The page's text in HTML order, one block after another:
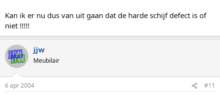
Kan ik er nu dus van uit gaan dat de harde schijf defect is of
niet !!!!!
jjw
Meubilair
6 apr 2004 #11